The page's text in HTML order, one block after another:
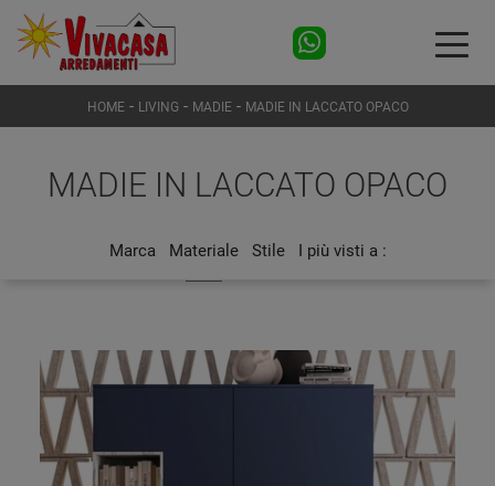
HOME- LIVING - MADIE- MADIE IN LACCATO OPACO
MADIE IN LACCATO OPACO
Marca Materiale Stile I più visti a :